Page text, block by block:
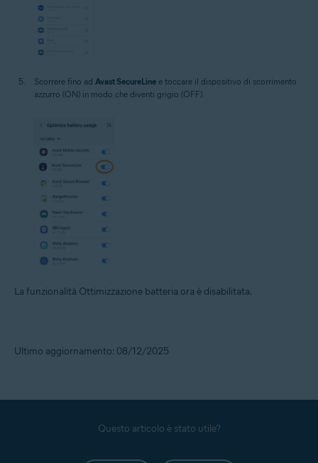
Scorrere fino ad Avast SecureLine e toccare il dispositivo di scorrimento
azzurro (ON) in modo che diventi grigio (OFF).
La funzionalità Ottimizzazione batteria ora è disabilitata.
Ultimo aggiornamento: 08/12/2025
Questo articolo è stato utile?